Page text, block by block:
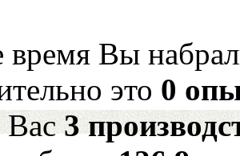
время Вы
это 0
Вас3